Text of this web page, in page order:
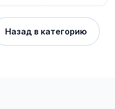
Назад в категорию